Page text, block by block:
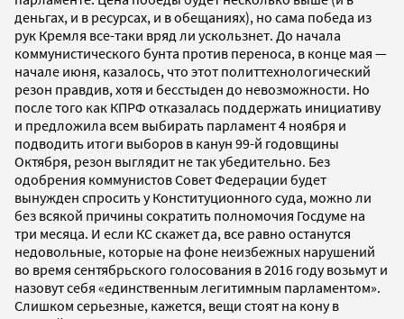
деньгах, и в ресурсах, и в обещаниях), но сама победа из
рук Кремля все-таки вряд ли ускользнет. До начала
коммунистического бунта против переноса, в конце мая —
начале июня, казалось, что этот политтехнологический
резон правдив, хотя и бесстыден до невозможности. Но
после того как КПРФ отказалась поддержать инициативу
и предложила всем выбирать парламент 4 ноября и
подводить итоги выборов в канун 99-й годовщины
Октября, резон выглядит не так убедительно. Без
одобрения коммунистов Совет Федерации будет
вынужден спросить у Конституционного суда, можно ли
без всякой причины сократить полномочия Госдуме на
три месяца. И если КС скажет да, все равно останутся
недовольные, которые на фоне неизбежных нарушений
во время сентябрьского голосования в 2016 году возьмут и
назовут себя «единственным легитимным парламентом».
Слишком серьезные, кажется, вещи стоят на кону в